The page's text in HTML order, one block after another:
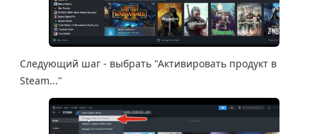
Следующий шаг - выбрать "Активировать продукт в
Steam..."